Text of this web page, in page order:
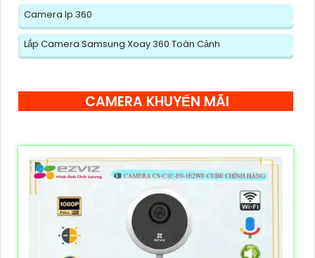
Camera Ip 360
Lắp Camera Samsung Xoay 360 Toàn Cảnh
CAMERA KHUYẾN MÃI